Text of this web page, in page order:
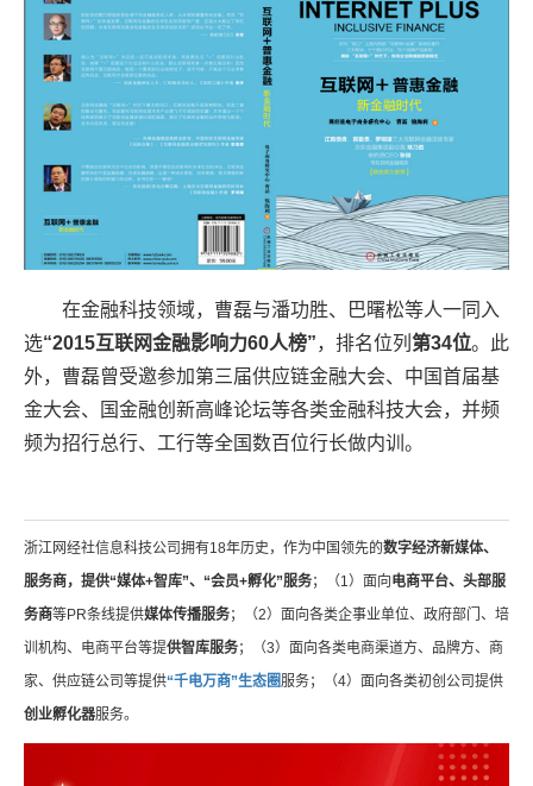
在金融科技领域，曹磊与潘功胜、巴曙松等人一同入
选“2015互联网金融影响力60人榜”，排名位列 第34位。此
外，曹磊曾受邀参加第三届供应链金融大会、中国首届基
金大会、国金融创新高峰论坛等各类金融科技大会，并频
频为招行总行、工行等全国数百位行长做内训。
浙江网经社信息科技公司拥有18年历史，作为中国领先的数字经济新媒体、
服务商，提供“媒体+智库”、“会员+孵化”服务；（1）面向电商平台、头部服
务商等PR条线提供媒体传播服务；（2）面向各类企事业单位、政府部门、培
训机构、电商平台等提供智库服务；（3）面向各类电商渠道方、品牌方、商
家、供应链公司等提供“千电万商”生态圈 服务；（4）面向各类初创公司提供
创业孵化器服务。